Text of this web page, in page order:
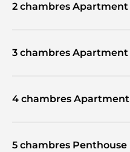
2 chambres Apartment
3 chambres Apartment
4 chambres Apartment
5 chambres Penthouse